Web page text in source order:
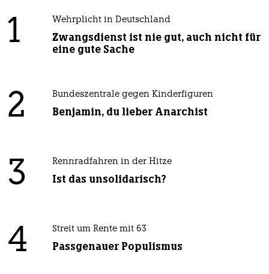
1 Wehrplicht in Deutschland
Zwangsdienst ist nie gut, auch nicht für
eine gute Sache
2 Bundeszentrale gegen Kinderfiguren
Benjamin, du lieber Anarchist
3 Rennradfahren in der Hitze
Ist das unsolidarisch?
4 Streit um Rente mit 63
Passgenauer Populismus